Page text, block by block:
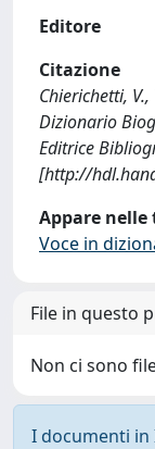
Editore
Citazione
Chierichetti,
Dizionario
Editrice
[http://
Appare nelle
Voce in
File in questo
Non ci sono
I documenti in